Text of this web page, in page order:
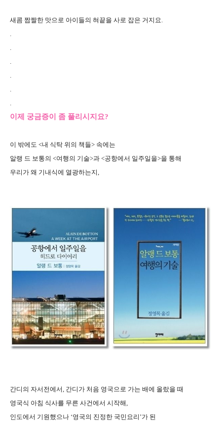
새콤 짭짤한 맛으로 아이들의 혀끝을 사로 잡은 거지요.
.
.
.
.
.
.
이제 궁금증이 좀 풀리시지요?
이 밖에도 <내 식탁 위의 책들> 속에는
알랭 드 보통의 <여행의 기술>과 <공항에서 일주일을>을 통해
우리가 왜 기내식에 열광하는지,
간디의 자서전에서, 간디가 처음 영국으로 가는 배에 올랐을 때
영국식 아침 식사를 무른 사건에서 시작해,
인도에서 기원했으나 ‘영국의 진정한 국민요리’가 된